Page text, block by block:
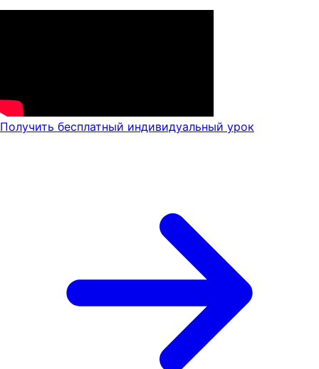
Получить бесплатный индивидуальный урок